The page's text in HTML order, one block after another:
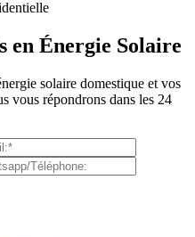
en Énergie Solaire
solaire domestique et vos
vous répondrons dans les 24